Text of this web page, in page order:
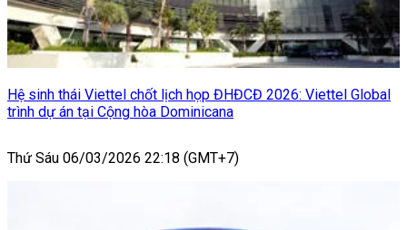
Hệ sinh thái Viettel chốt lịch họp ĐHĐCĐ 2026: Viettel Global
trình dự án tại Cộng hòa Dominicana
Thứ Sáu 06/03/2026 22:18 (GMT+7)